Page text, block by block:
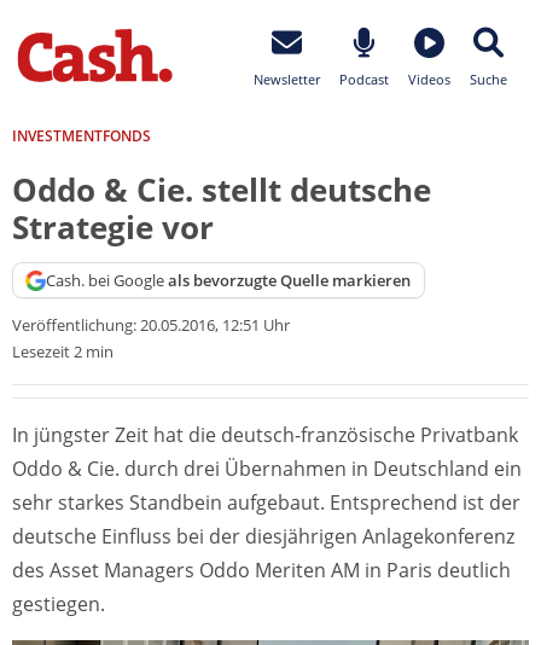
Newsletter Podcast Videos Suche
INVESTMENTFONDS
Oddo & Cie. stellt deutsche
Strategie vor
Cash. bei Googleals bevorzugte Quelle markieren
Veröffentlichung:20.05.2016, 12:51 Uhr
Lesezeit 2 min
In jüngster Zeit hat die deutsch-französische Privatbank
Oddo & Cie. durch drei Übernahmen in Deutschland ein
sehr starkes Standbein aufgebaut. Entsprechend ist der
deutsche Einfluss bei der diesjährigen Anlagekonferenz
des Asset Managers Oddo Meriten AM in Paris deutlich
gestiegen.